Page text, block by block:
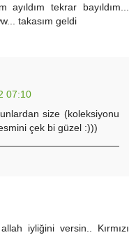
ayıldım tekrar bayıldım...
takasım geldi
07:10
size (koleksiyonu
çek bi güzel :)))
iyliğini versin.. Kırmızı